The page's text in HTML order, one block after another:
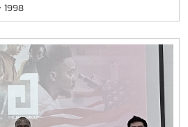
โจ้เพื่อหารือความร่วมมือทางวิชาการ
1998